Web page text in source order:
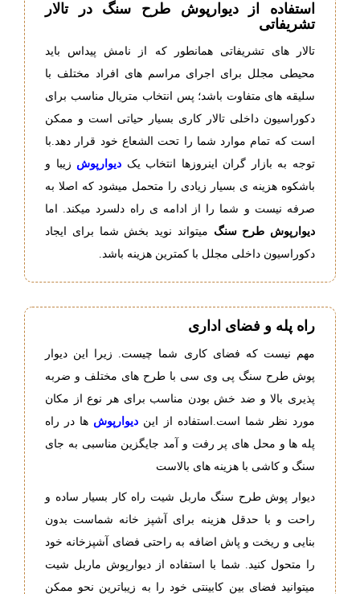
استفاده از دیوارپوش طرح سنگ در تالار
تشریفاتی
تالار های تشریفاتی همانطور که از نامش پیداس باید
محیطی مجلل برای اجرای مراسم های افراد مختلف با
سلیقه های متفاوت باشد؛ پس انتخاب متریال مناسب برای
دکوراسیون داخلی تالار کاری بسیار حیاتی است و ممکن
است که تمام موارد شما را تحت الشعاع خود قرار دهد.با
توجه به بازار گران اینروزها انتخاب یک دیوارپوش زیبا و
باشکوه هزینه ی بسیار زیادی را متحمل میشود که اصلا به
صرفه نیست و شما را از ادامه ی راه دلسرد میکند. اما
دیوارپوش طرح سنگ میتواند نوید بخش شما برای ایجاد
دکوراسیون داخلی مجلل با کمترین هزینه باشد.
راه پله و فضای اداری
مهم نیست که فضای کاری شما چیست. زیرا این دیوار
پوش طرح سنگ پی وی سی با طرح های مختلف و ضربه
پذیری بالا و ضد خش بودن مناسب برای هر نوع از مکان
مورد نظر شما است.استفاده از این دیوارپوش ها در راه
پله ها و محل های پر رفت و آمد جایگزین مناسبی به جای
سنگ و کاشی با هزینه های بالاست
دیوار پوش طرح سنگ ماربل شیت راه کار بسیار ساده و
راحت و با حدقل هزینه برای آشپز خانه شماست بدون
بنایی و ریخت و پاش اضافه به راحتی فضای آشپزخانه خود
را متحول کنید. شما با استفاده از دیوارپوش ماربل شیت
میتوانید فضای بین کابینتی خود را به زیباترین نحو ممکن